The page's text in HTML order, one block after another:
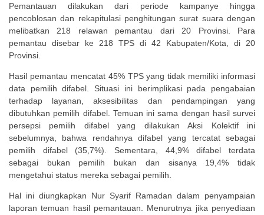
Pemantauan dilakukan dari periode kampanye hingga
pencoblosan dan rekapitulasi penghitungan surat suara dengan
melibatkan 218 relawan pemantau dari 20 Provinsi. Para
pemantau disebar ke 218 TPS di 42 Kabupaten/Kota, di 20
Provinsi.
Hasil pemantau mencatat 45% TPS yang tidak memiliki informasi
data pemilih difabel. Situasi ini berimplikasi pada pengabaian
terhadap layanan, aksesibilitas dan pendampingan yang
dibutuhkan pemilih difabel. Temuan ini sama dengan hasil survei
persepsi pemilih difabel yang dilakukan Aksi Kolektif ini
sebelumnya, bahwa rendahnya difabel yang tercatat sebagai
pemilih difabel (35,7%). Sementara, 44,9% difabel terdata
sebagai bukan pemilih bukan dan sisanya 19,4% tidak
mengetahui status mereka sebagai pemilih.
Hal ini diungkapkan Nur Syarif Ramadan dalam penyampaian
laporan temuan hasil pemantauan. Menurutnya jika penyediaan